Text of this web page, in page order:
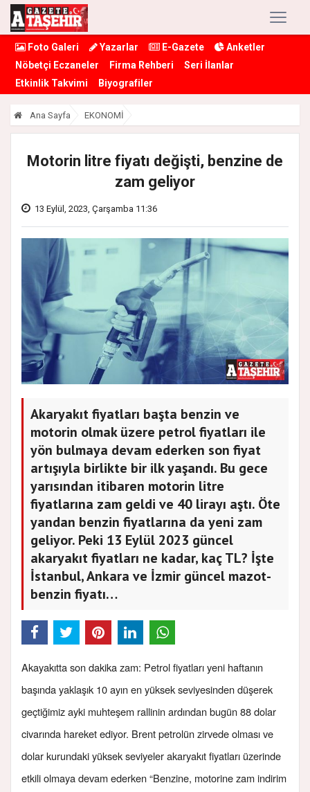
Foto Galeri Yazarlar E-Gazete
Anketler
Nöbetçi Eczaneler
Firma Rehberi
Seri İlanlar
Etkinlik Takvimi
Biyografiler
Ana Sayfa EKONOMİ
Motorin litre fiyatı değişti, benzine de
zam geliyor
13 Eylül, 2023, Çarşamba 11:36
Akaryakıt fiyatları başta benzin ve
motorin olmak üzere petrol fiyatları ile
yön bulmaya devam ederken son fiyat
artışıyla birlikte bir ilk yaşandı. Bu gece
yarısından itibaren motorin litre
fiyatlarına zam geldi ve 40 lirayı aştı. Öte
yandan benzin fiyatlarına da yeni zam
geliyor. Peki 13 Eylül 2023 güncel
akaryakıt fiyatları ne kadar, kaç TL? İşte
İstanbul, Ankara ve İzmir güncel mazot-
benzin fiyatı…
Akayakıtta son dakika zam: Petrol fiyatları yeni haftanın
başında yaklaşık 10 ayın en yüksek seviyesinden düşerek
geçtiğimiz ayki muhteşem rallinin ardından bugün 88 dolar
civarında hareket ediyor. Brent petrolün zirvede olması ve
dolar kurundaki yüksek seviyeler akaryakıt fiyatları üzerinde
etkili olmaya devam ederken “Benzine, motorine zam indirim